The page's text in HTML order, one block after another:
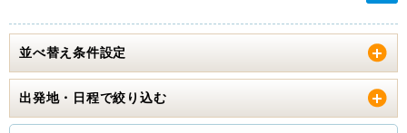
並べ替え条件設定
出発地・日程で絞り込む